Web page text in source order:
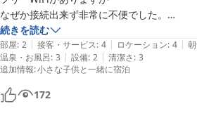
です。お客様のまたのお越しを心よりお待
伊香保温泉 ホテル天坊
2026-07-31
なぜか接続出来ず非常に不便でした。
お部屋にバスタオルが欲しいです。
スタッフさんは皆さん感じの良い方で
子供と話す時も目線を合わせてくれたのは嬉
ホテル内にコインランドリーがあると嬉しい
全体的に古い感じはありますが、
清掃等で綺麗に保たれていて良かったです。
続きを読む
部屋: 2 | 接客・サービス: 4 | ロケーション: 4 |
温泉・お風呂: 3 | 設備: 2 | 清潔さ: 3
追加情報:小さな子供と一緒に宿泊
172